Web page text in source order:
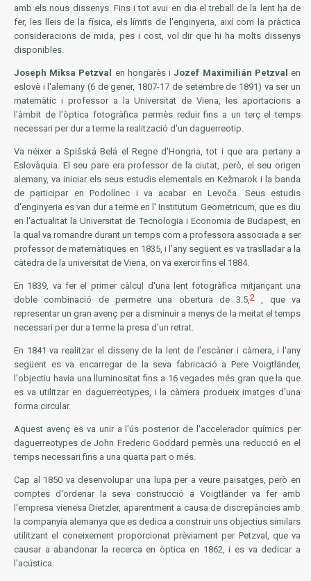
amb els nous dissenys. Fins i tot avui en dia el treball de la lent ha de
fer, les lleis de la física, els límits de l'enginyeria, així com la pràctica
consideracions de mida, pes i cost, vol dir que hi ha molts dissenys
disponibles.
Joseph Miksa Petzval en hongarès iJozef Maximilián Petzval en
eslovè i l'alemany (6 de gener, 1807-17 de setembre de 1891) va ser un
matemàtic i professor a la Universitat de Viena, les aportacions a
l'àmbit de l'òptica fotogràfica permès reduir fins a un terç el temps
necessari per dur a terme la realització d'un daguerreotip.
Va néixer a Spišská Belá el Regne d'Hongria, tot i que ara pertany a
Eslovàquia. El seu pare era professor de la ciutat, però, el seu origen
alemany, va iniciar els seus estudis elementals en Kežmarok i la banda
de participar en Podolínec i va acabar en Levoča. Seus estudis
d'enginyeria es van dur a terme en l'Institutum Geometricum, que es diu
en l'actualitat la Universitat de Tecnologia i Economia de Budapest, en
la qual va romandre durant un temps com a professora associada a ser
professor de matemàtiques en 1835, i l'any següent es va traslladar a la
càtedra de la universitat de Viena, on va exercir fins el 1884.
En 1839, va fer el primer càlcul d'una lent fotogràfica mitjançant una
doble combinació de permetre una obertura de 3.5,2 , que va
representar un gran avenç per a disminuir a menys de la meitat el temps
necessari per dur a terme la presa d'un retrat.
En 1841 va realitzar el disseny de la lent de l'escàner i càmera, i l'any
següent es va encarregar de la seva fabricació a Pere Voigtländer,
l'objectiu havia una lluminositat fins a 16 vegades més gran que la que
es va utilitzar en daguerreotypes, i la càmera produeix imatges d'una
forma circular.
Aquest avenç es va unir a l'ús posterior de l'accelerador químics per
daguerreotypes de John Frederic Goddard permès una reducció en el
temps necessari fins a una quarta part o més.
Cap al 1850 va desenvolupar una lupa per a veure paisatges, però en
comptes d'ordenar la seva construcció a Voigtländerva fer amb
l'empresa vienesa Dietzler, aparentment a causa de discrepàncies amb
la companyia alemanya que es dedica a construir uns objectius similars
utilitzant el coneixement proporcionat prèviament per Petzval, que va
causar a abandonar la recerca en òptica en 1862, i es va dedicar a
l'acústica.